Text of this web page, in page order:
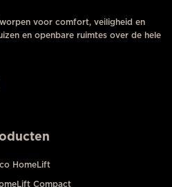
voor comfort, veiligheid en
en openbare ruimtes over de hele
HomeLift
Compact